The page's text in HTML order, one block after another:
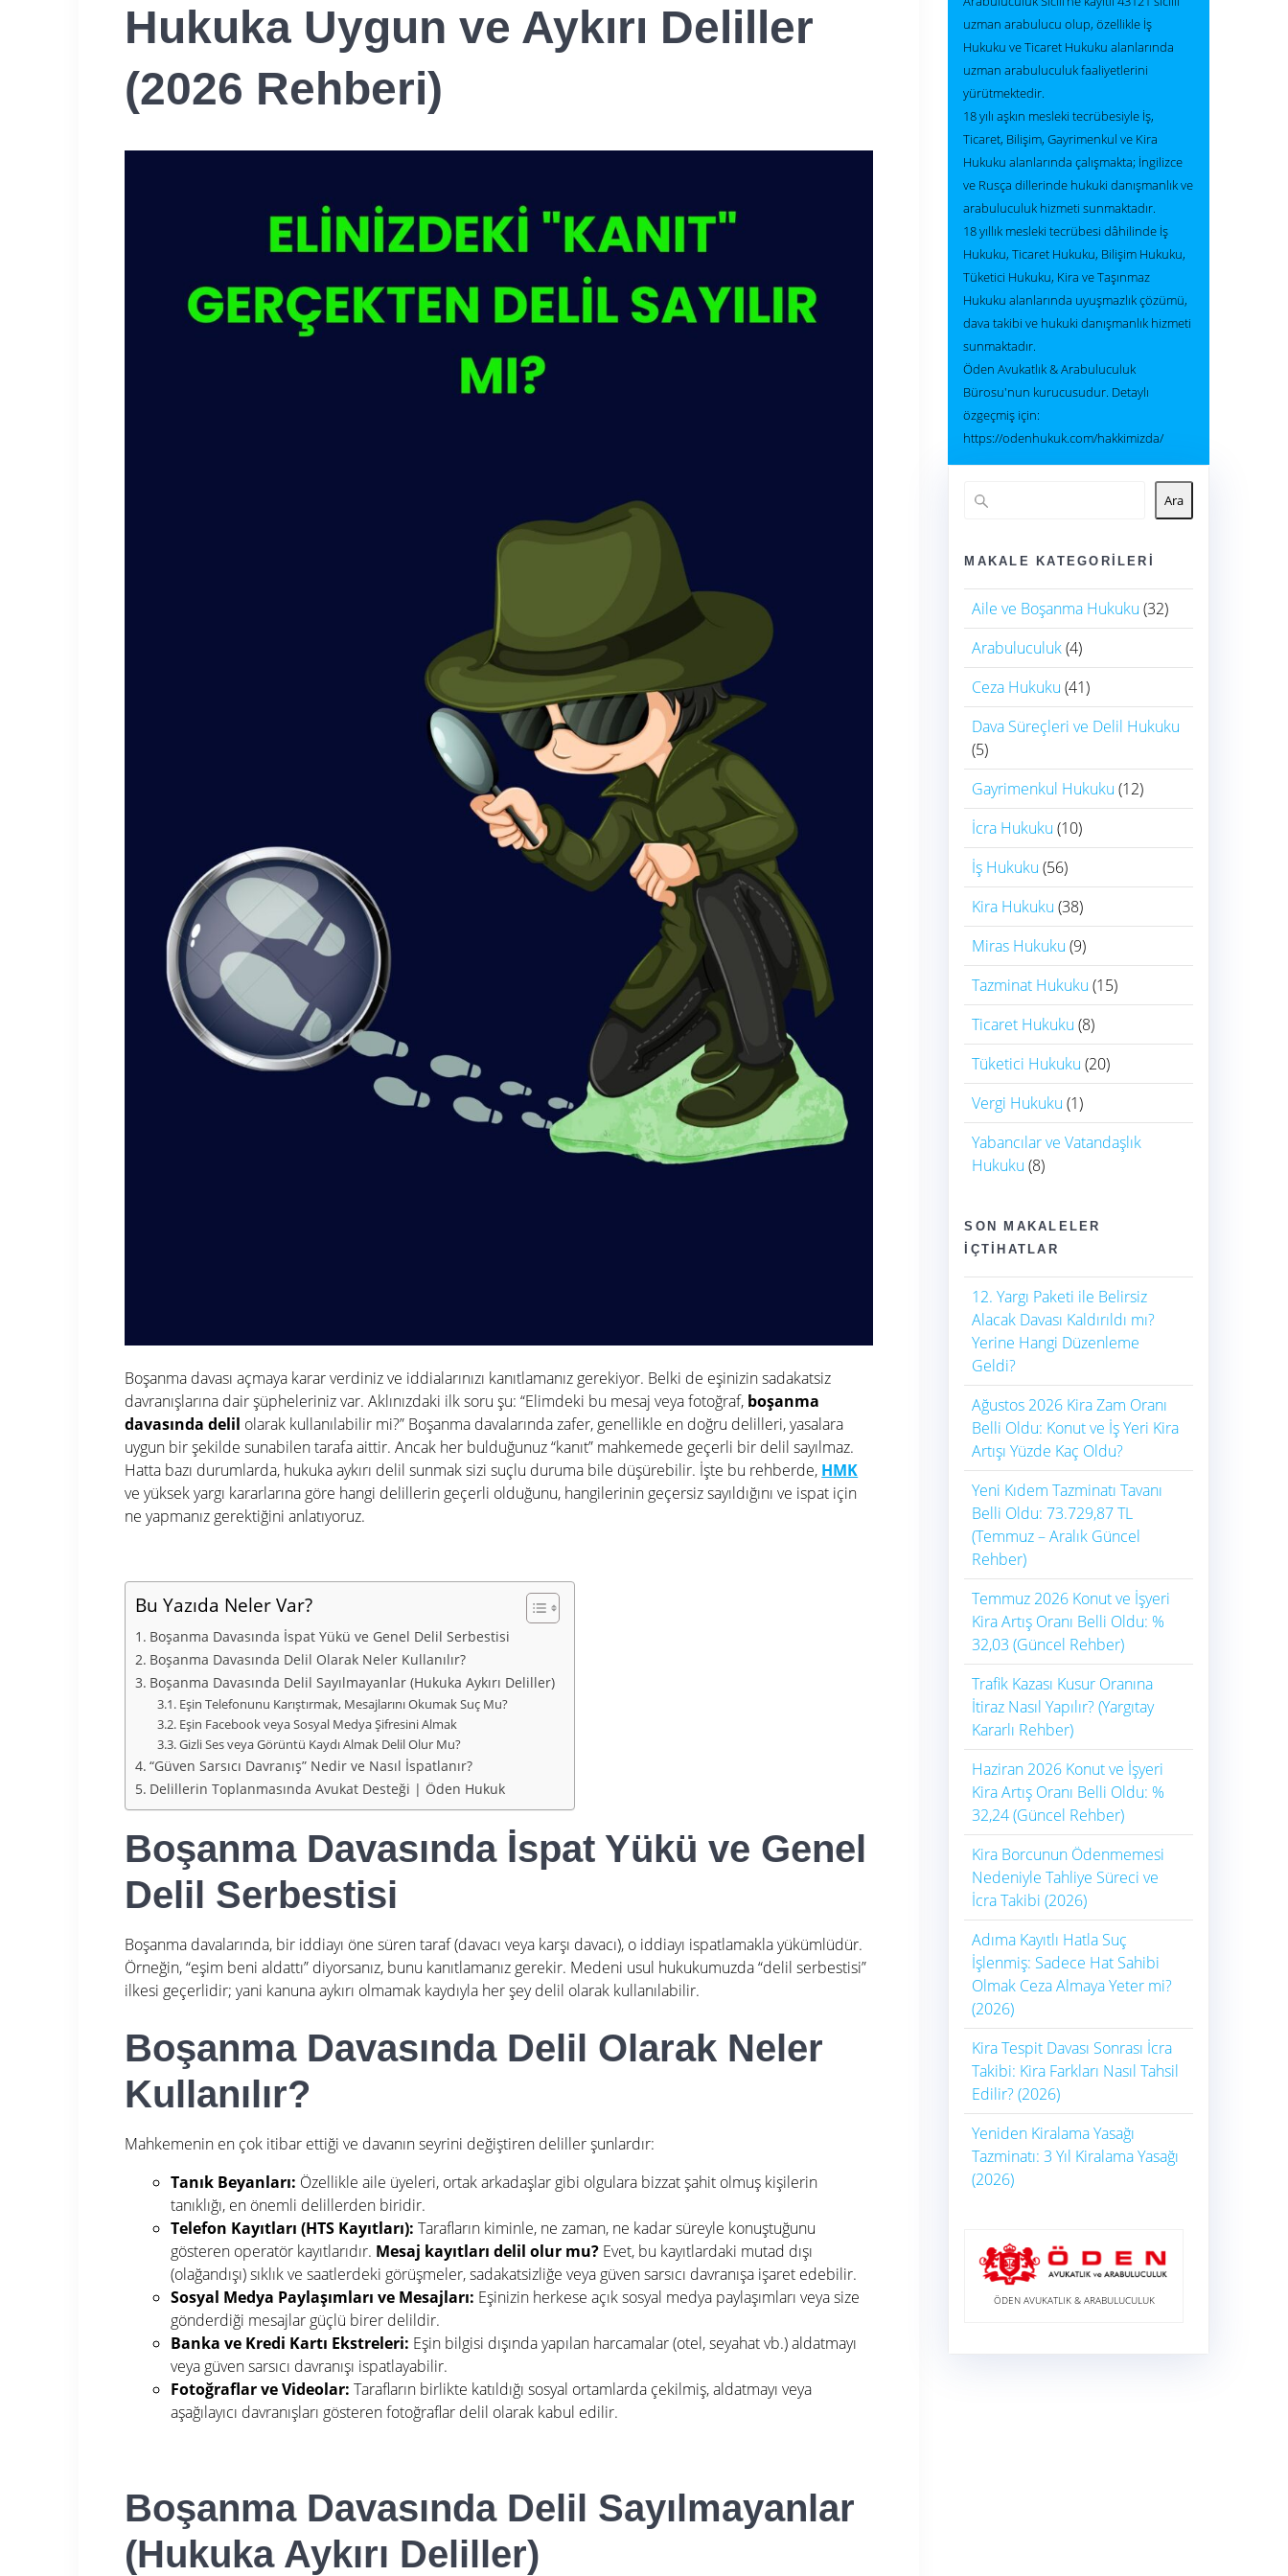
Hukuka Uygun ve Aykırı Deliller
(2026 Rehberi)
Boşanma davası açmaya karar verdiniz ve iddialarınızı kanıtlamanız gerekiyor. Belki de eşinizin sadakatsiz
davranışlarına dair şüpheleriniz var. Aklınızdaki ilk soru şu: “Elimdeki bu mesaj veya fotoğraf, boşanma
davasında delil olarak kullanılabilir mi?” Boşanma davalarında zafer, genellikle en doğru delilleri, yasalara
uygun bir şekilde sunabilen tarafa aittir. Ancak her bulduğunuz “kanıt” mahkemede geçerli bir delil sayılmaz.
Hatta bazı durumlarda, hukuka aykırı delil sunmak sizi suçlu duruma bile düşürebilir. İşte bu rehberde, HMK
ve yüksek yargı kararlarına göre hangi delillerin geçerli olduğunu, hangilerinin geçersiz sayıldığını ve ispat için
ne yapmanız gerektiğini anlatıyoruz.
Bu Yazıda Neler Var?
Boşanma Davasında İspat Yükü ve Genel Delil Serbestisi
Boşanma Davasında Delil Olarak Neler Kullanılır?
Boşanma Davasında Delil Sayılmayanlar (Hukuka Aykırı Deliller)
Eşin Telefonunu Karıştırmak, Mesajlarını Okumak Suç Mu?
Eşin Facebook veya Sosyal Medya Şifresini Almak
Gizli Ses veya Görüntü Kaydı Almak Delil Olur Mu?
“Güven Sarsıcı Davranış” Nedir ve Nasıl İspatlanır?
Delillerin Toplanmasında Avukat Desteği | Öden Hukuk
Boşanma Davasında İspat Yükü ve Genel
Delil Serbestisi
Boşanma davalarında, bir iddiayı öne süren taraf (davacı veya karşı davacı), o iddiayı ispatlamakla yükümlüdür.
Örneğin, “eşim beni aldattı” diyorsanız, bunu kanıtlamanız gerekir. Medeni usul hukukumuzda “delil serbestisi”
ilkesi geçerlidir; yani kanuna aykırı olmamak kaydıyla her şey delil olarak kullanılabilir.
Boşanma Davasında Delil Olarak Neler
Kullanılır?
Mahkemenin en çok itibar ettiği ve davanın seyrini değiştiren deliller şunlardır:
Tanık Beyanları: Özellikle aile üyeleri, ortak arkadaşlar gibi olgulara bizzat şahit olmuş kişilerin
tanıklığı, en önemli delillerden biridir.
Telefon Kayıtları (HTS Kayıtları): Tarafların kiminle, ne zaman, ne kadar süreyle konuştuğunu
gösteren operatör kayıtlarıdır. Mesaj kayıtları delil olur mu? Evet, bu kayıtlardaki mutad dışı
(olağandışı) sıklık ve saatlerdeki görüşmeler, sadakatsizliğe veya güven sarsıcı davranışa işaret edebilir.
Sosyal Medya Paylaşımları ve Mesajları: Eşinizin herkese açık sosyal medya paylaşımları veya size
gönderdiği mesajlar güçlü birer delildir.
Banka ve Kredi Kartı Ekstreleri: Eşin bilgisi dışında yapılan harcamalar (otel, seyahat vb.) aldatmayı
veya güven sarsıcı davranışı ispatlayabilir.
Fotoğraflar ve Videolar: Tarafların birlikte katıldığı sosyal ortamlarda çekilmiş, aldatmayı veya
aşağılayıcı davranışları gösteren fotoğraflar delil olarak kabul edilir.
Boşanma Davasında Delil Sayılmayanlar
(Hukuka Aykırı Deliller)
uzman arabulucu olup, özellikle İş
Hukuku ve Ticaret Hukuku alanlarında
uzman arabuluculuk faaliyetlerini
yürütmektedir.
18 yılı aşkın mesleki tecrübesiyle İş,
Ticaret, Bilişim, Gayrimenkul ve Kira
Hukuku alanlarında çalışmakta; İngilizce
ve Rusça dillerinde hukuki danışmanlık ve
arabuluculuk hizmeti sunmaktadır.
18 yıllık mesleki tecrübesi dâhilinde İş
Hukuku, Ticaret Hukuku, Bilişim Hukuku,
Tüketici Hukuku, Kira ve Taşınmaz
Hukuku alanlarında uyuşmazlık çözümü,
dava takibi ve hukuki danışmanlık hizmeti
sunmaktadır.
Öden Avukatlık & Arabuluculuk
Bürosu'nun kurucusudur. Detaylı
özgeçmiş için:
https://odenhukuk.com/hakkimizda/
Ara
MAKALE KATEGORILERI
Aile ve Boşanma Hukuku (32)
Arabuluculuk(4)
Ceza Hukuku (41)
Dava Süreçleri ve Delil Hukuku
(5)
Gayrimenkul Hukuku (12)
İcra Hukuku (10)
İş Hukuku (56)
Kira Hukuku (38)
Miras Hukuku (9)
Tazminat Hukuku (15)
Ticaret Hukuku (8)
Tüketici Hukuku (20)
Vergi Hukuku (1)
Yabancılar ve Vatandaşlık
Hukuku (8)
SON MAKALELER
İÇTIHATLAR
12. Yargı Paketi ile Belirsiz
Alacak Davası Kaldırıldı mı?
Yerine Hangi Düzenleme
Geldi?
Ağustos 2026 Kira Zam Oranı
Belli Oldu: Konut ve İş Yeri Kira
Artışı Yüzde Kaç Oldu?
Yeni Kıdem Tazminatı Tavanı
Belli Oldu: 73.729,87 TL
(Temmuz – Aralık Güncel
Rehber)
Temmuz 2026 Konut ve İşyeri
Kira Artış Oranı Belli Oldu: %
32,03 (Güncel Rehber)
Trafik Kazası Kusur Oranına
İtiraz Nasıl Yapılır? (Yargıtay
Kararlı Rehber)
Haziran 2026 Konut ve İşyeri
Kira Artış Oranı Belli Oldu: %
32,24 (Güncel Rehber)
Kira Borcunun Ödenmemesi
Nedeniyle Tahliye Süreci ve
İcra Takibi (2026)
Adıma Kayıtlı Hatla Suç
İşlenmiş: Sadece Hat Sahibi
Olmak Ceza Almaya Yeter mi?
(2026)
Kira Tespit Davası Sonrası İcra
Takibi: Kira Farkları Nasıl Tahsil
Edilir? (2026)
Yeniden Kiralama Yasağı
Tazminatı: 3 Yıl Kiralama Yasağı
(2026)
ÖDEN AVUKATLIK & ARABULUCULUK